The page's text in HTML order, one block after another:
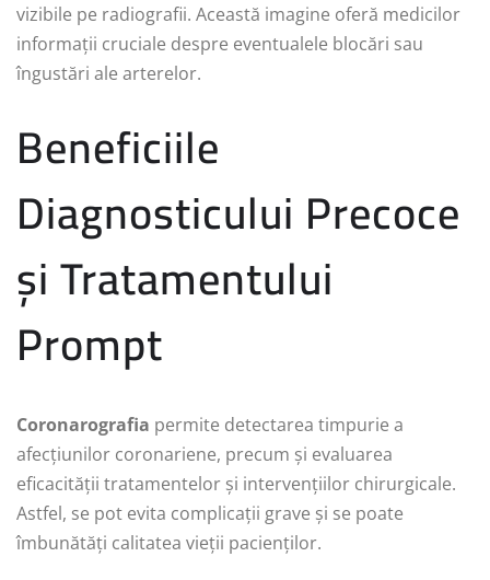
vizibile pe radiografii. Această imagine oferă medicilor
informații cruciale despre eventualele blocări sau
îngustări ale arterelor.
Beneficiile
Diagnosticului Precoce
și Tratamentului
Prompt
Coronarografia permite detectarea timpurie a
afecțiunilor coronariene, precum și evaluarea
eficacității tratamentelor și intervențiilor chirurgicale.
Astfel, se pot evita complicații grave și se poate
îmbunătăți calitatea vieții pacienților.